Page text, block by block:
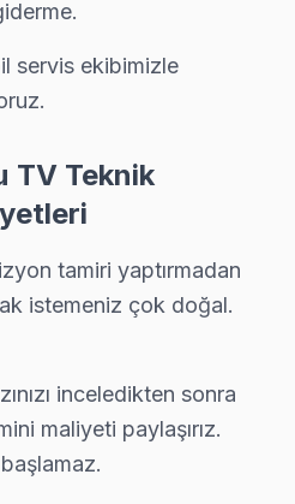
arızası, yazılım
dallanma, tam kararma
yazılım güncelleme
modelinde hangi arızalar
TV Smart arayüzü
önce şunları
servis ihtiyacınız için Şile
servis ekibimizle
TV Teknik
tamiri yaptırmadan
istemeniz çok doğal.
inceledikten sonra
maliyeti paylaşırız.